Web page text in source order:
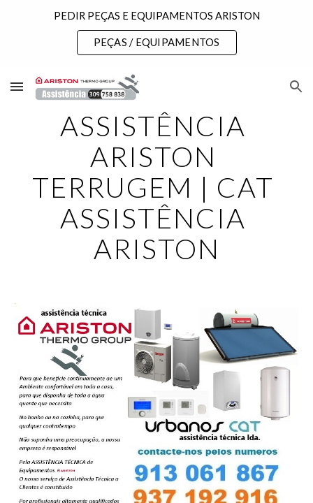
Skip to main content
PEDIR PEÇAS E EQUIPAMENTOS ARISTON
PEÇAS / EQUIPAMENTOS
ASSISTÊNCIA
ARISTON
TERRUGEM | CAT
ASSISTÊNCIA
ARISTON